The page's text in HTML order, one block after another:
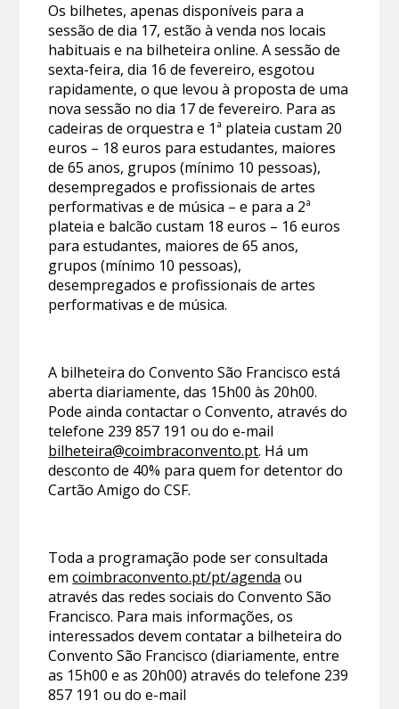
Os bilhetes, apenas disponíveis para a
sessão de dia 17, estão à venda nos locais
habituais e na bilheteira online. A sessão de
sexta-feira, dia 16 de fevereiro, esgotou
rapidamente, o que levou à proposta de uma
nova sessão no dia 17 de fevereiro. Para as
cadeiras de orquestra e 1ª plateia custam 20
euros – 18 euros para estudantes, maiores
de 65 anos, grupos (mínimo 10 pessoas),
desempregados e profissionais de artes
performativas e de música – e para a 2ª
plateia e balcão custam 18 euros – 16 euros
para estudantes, maiores de 65 anos,
grupos (mínimo 10 pessoas),
desempregados e profissionais de artes
performativas e de música.
A bilheteira do Convento São Francisco está
aberta diariamente, das 15h00 às 20h00.
Pode ainda contactar o Convento, através do
telefone 239 857 191 ou do e-mail
bilheteira@coimbraconvento.pt. Há um
desconto de 40% para quem for detentor do
Cartão Amigo do CSF.
Toda a programação pode ser consultada
emcoimbraconvento.pt/pt/agenda ou
através das redes sociais do Convento São
Francisco. Para mais informações, os
interessados devem contatar a bilheteira do
Convento São Francisco (diariamente, entre
as 15h00 e as 20h00) através do telefone 239
857 191 ou do e-mail